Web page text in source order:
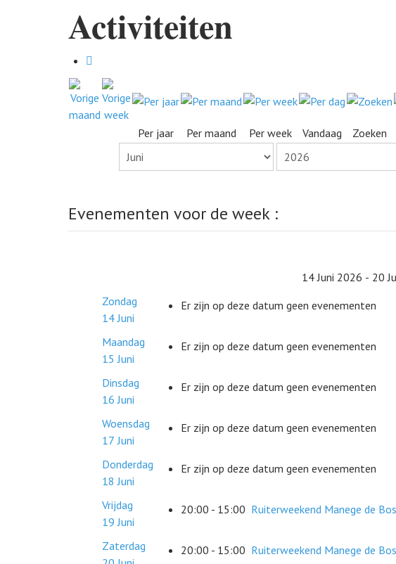
Activiteiten
Per jaar Per maand Per week Vandaag Zoeken
Evenementen voor de week :
14 Juni 2026 - 20
Zondag
14 Juni
Er zijn op deze datum geen evenementen
Maandag
15 Juni
Er zijn op deze datum geen evenementen
Dinsdag
16 Juni
Er zijn op deze datum geen evenementen
Woensdag
17 Juni
Er zijn op deze datum geen evenementen
Donderdag
18 Juni
Er zijn op deze datum geen evenementen
Vrijdag
19 Juni
20:00 - 15:00 Ruiterweekend Manege de
Zaterdag
20:00 - 15:00 Ruiterweekend Manege de